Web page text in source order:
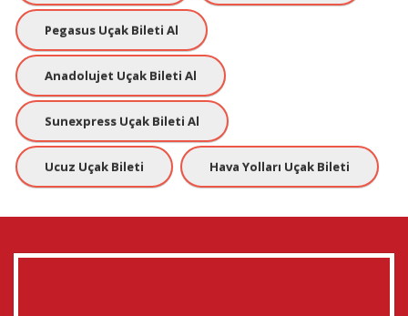
Pegasus Uçak Bileti Al
Anadolujet Uçak Bileti Al
Sunexpress Uçak Bileti Al
Ucuz Uçak Bileti Hava Yolları Uçak Bileti